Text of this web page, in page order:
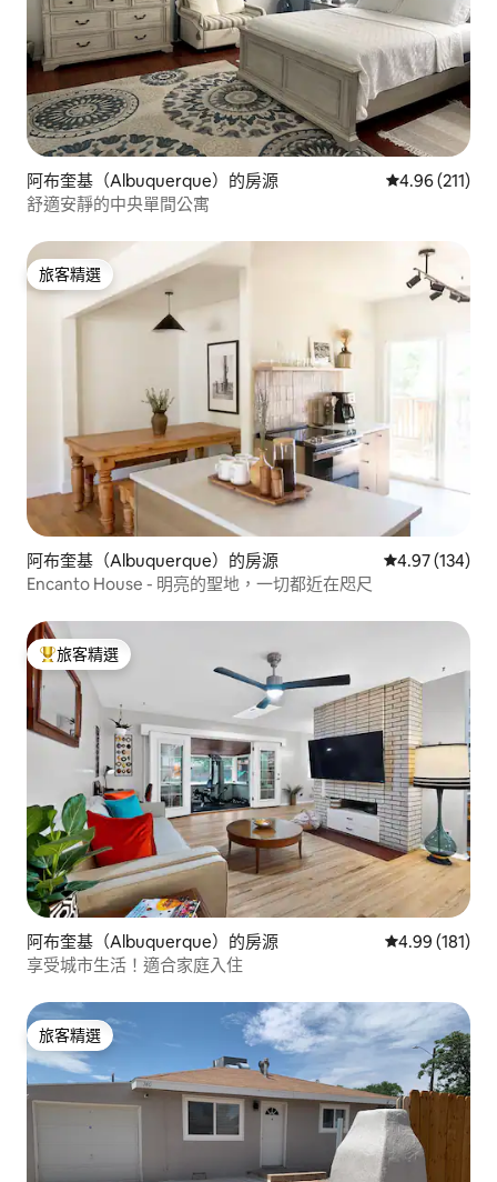
阿布奎基（Albuquerque）的房源 從 211 則評價
4.96 (211)
舒適安靜的中央單間公寓
旅客精選
旅客精選
阿布奎基（Albuquerque）的房源 從 134 則評價
4.97 (134)
Encanto House - 明亮的聖地，一切都近在咫尺
旅客精選榜首
旅客精選
阿布奎基（Albuquerque）的房源 從 181 則評價
4.99 (181)
享受城市生活！適合家庭入住
旅客精選
旅客精選